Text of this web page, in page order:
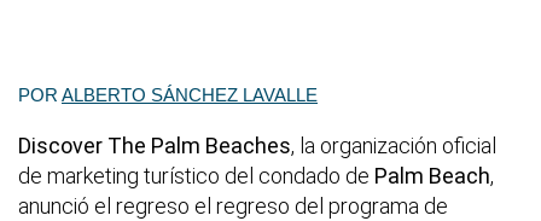
POR ALBERTO SÁNCHEZ LAVALLE
Discover The Palm Beaches, la organización oficial
de marketing turístico del condado de Palm Beach,
anunció el regreso el regreso del programa de